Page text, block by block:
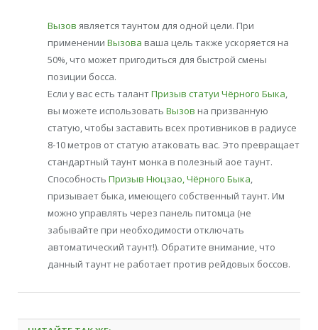
Вызов является таунтом для одной цели. При
применении Вызова ваша цель также ускоряется на
50%, что может пригодиться для быстрой смены
позиции босса.
Если у вас есть талантПризыв статуи Чёрного Быка,
вы можете использовать Вызов на призванную
статую, чтобы заставить всех противников в радиусе
8-10 метров от статую атаковать вас. Это превращает
стандартный таунт монка в полезный аое таунт.
Способность Призыв Нюцзао, Чёрного Быка,
призывает быка, имеющего собственный таунт. Им
можно управлять через панель питомца (не
забывайте при необходимости отключать
автоматический таунт!). Обратите внимание, что
данный таунт не работает против рейдовых боссов.